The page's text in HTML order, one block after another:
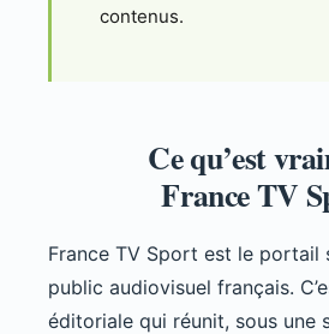
contenus.
Ce qu’est
France TV
France TV Sport est le portail
public audiovisuel français.
éditoriale qui réunit, sous une